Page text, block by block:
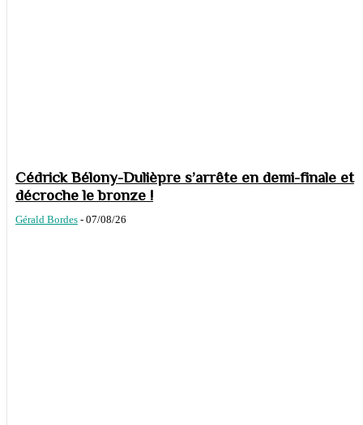
Cédrick Bélony-Dulièpre s’arrête en demi-finale et
décroche le bronze !
Gérald Bordes - 07/08/26